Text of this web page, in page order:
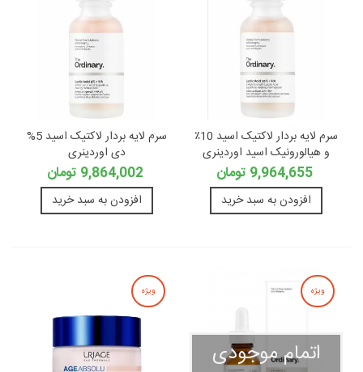
سرم لایه بردار لاکتیک اسید 10٪
و هیالورونیک اسید اوردینری
9,964,655 تومان
افزودن به سبد خرید
سرم لایه بردار لاکتیک اسید 5%
دی اوردینری
9,864,002 تومان
افزودن به سبد خرید
ویژه
اتمام موجودی
ویژه